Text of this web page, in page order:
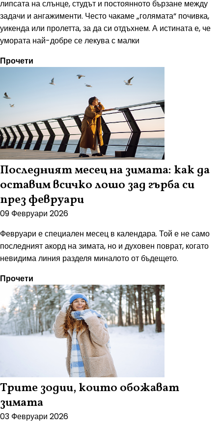
липсата на слънце, студът и постоянното бързане между
задачи и ангажименти. Често чакаме „голямата“ почивка,
уикенда или пролетта, за да си отдъхнем. А истината е, че
умората най-добре се лекува с малки
Прочети
Последният месец на зимата: как да
оставим всичко лошо зад гърба си
през февруари
09 Февруари 2026
Февруари е специален месец в календара. Той е не само
последният акорд на зимата, но и духовен поврат, когато
невидима линия разделя миналото от бъдещето.
Прочети
Трите зодии, които обожават
зимата
03 Февруари 2026